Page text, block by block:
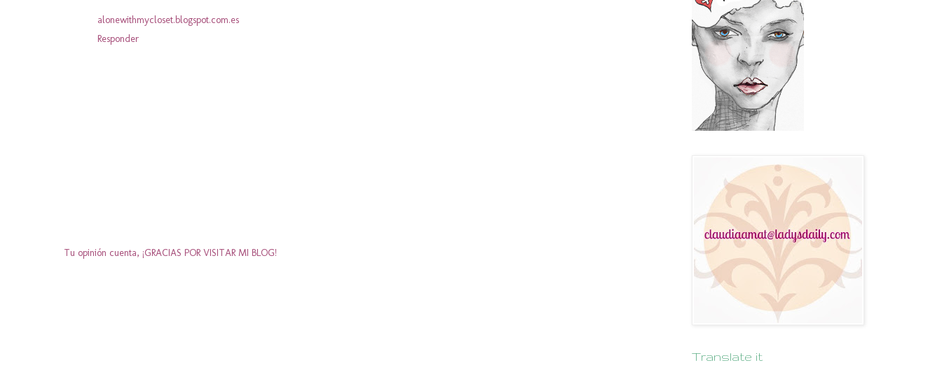
alonewithmycloset.blogspot.com.es
Responder
Tu opinión cuenta, ¡GRACIAS POR VISITAR MI BLOG!
Translate it